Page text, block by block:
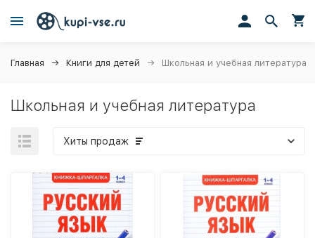
Главная Книги для детей Школьная и учебная литература
Школьная и учебная литература
Хиты продаж